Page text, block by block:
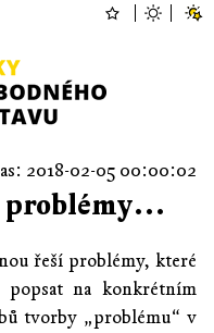
2018-02-05 00:00:02
problémy…
řeší problémy, které
na konkrétním
tvorby „problému“ v